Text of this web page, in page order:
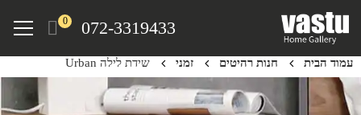
content
072-3319433
0
Menu
עמוד הבית חנות רהיטים זמני שידת לילה Urban